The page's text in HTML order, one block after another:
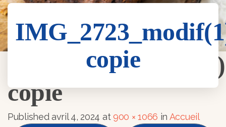
copie
IMG_2723_modif(1)
copie
Publishedavril 4, 2024 at900 × 1066 in Accueil